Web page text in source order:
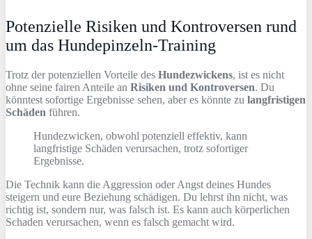
Potenzielle Risiken und Kontroversen rund
um das Hundepinzeln-Training
Trotz der potenziellen Vorteile des Hundezwickens, ist es nicht
ohne seine fairen Anteile an Risiken und Kontroversen. Du
könntest sofortige Ergebnisse sehen, aber es könnte zu langfristigen
Schäden führen.
Hundezwicken, obwohl potenziell effektiv, kann
langfristige Schäden verursachen, trotz sofortiger
Ergebnisse.
Die Technik kann die Aggression oder Angst deines Hundes
steigern und eure Beziehung schädigen. Du lehrst ihn nicht, was
richtig ist, sondern nur, was falsch ist. Es kann auch körperlichen
Schaden verursachen, wenn es falsch gemacht wird.